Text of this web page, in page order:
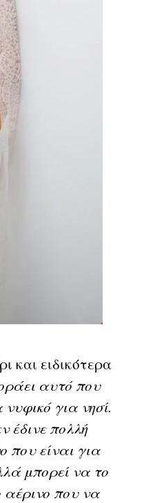
και ειδικότερα
αυτό που
για νησί.
έδινε πολλή
που είναι για
μπορεί να το
αέρινο που να